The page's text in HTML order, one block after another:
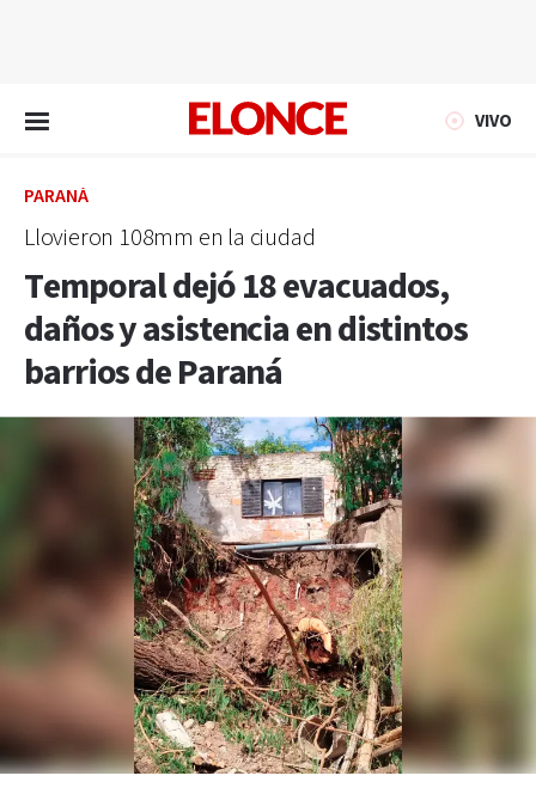
VIVO
PARANÁ
Llovieron 108mm en la ciudad
Temporal dejó 18 evacuados,
daños y asistencia en distintos
barrios de Paraná